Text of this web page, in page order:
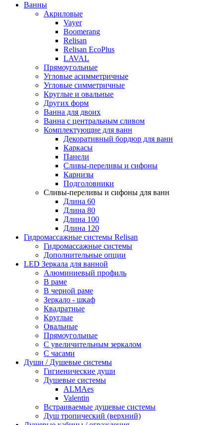
Ванны
Акриловые
Vayer
Boomerang
Relisan
Relisan EcoPlus
LAVAL
Прямоугольные
Угловые асимметричные
Угловые симметричные
Круглые и овальные
Других форм
Ванна для двоих
Ванна с центральным сливом
Комплектующие для ванн
Декоративный бордюр для ванн
Каркасы
Панели
Сливы-переливы и сифоны
Карнизы
Подголовники
Сливы-переливы и сифоны для ванн
Длина 60
Длина 80
Длина 100
Длина 120
Гидромассажные системы Relisan
Гидромассажные системы
Дополнительные опции
LED Зеркала для ванной
Алюминиевый профиль
В раме
В черной раме
Зеркало - шкаф
Квадратные
Круглые
Овальные
Прямоугольные
С увеличительным зеркалом
С часами
Души / Душевые системы
Гигиенические души
Душевые системы
ALMAes
Valentin
Встраиваемые душевые системы
Душ тропический (верхний)